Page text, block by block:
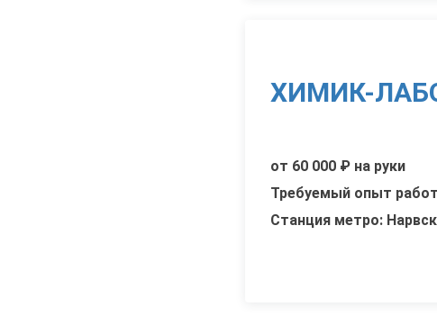
ХИМИК-
от 60 000 ₽ на руки
Требуемый опыт
Станция метро: